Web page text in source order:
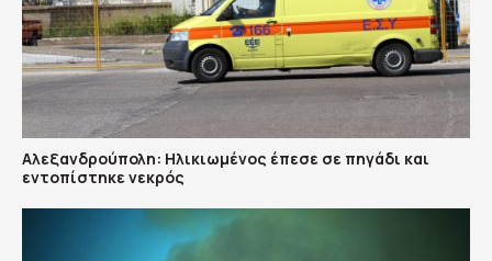
Αλεξανδρούπολη: Ηλικιωμένος έπεσε σε πηγάδι και
εντοπίστηκε νεκρός